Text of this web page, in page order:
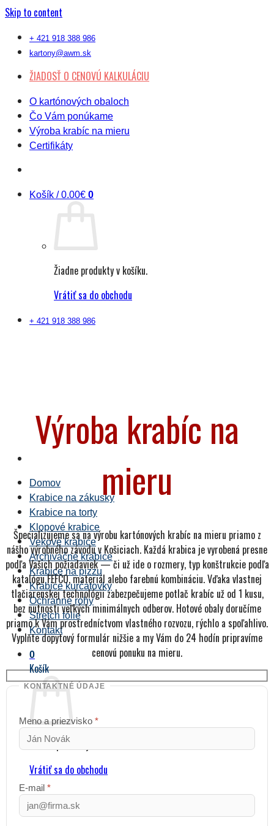
Skip to content
+ 421 918 388 986
kartony@awm.sk
ŽIADOSŤ O CENOVÚ KALKULÁCIU
O kartónových obaloch
Čo Vám ponúkame
Výroba krabíc na mieru
Certifikáty
Košík /0.00€ 0
Žiadne produkty v košíku.
Vrátiť sa do obchodu
+ 421 918 388 986
Domov
Krabice na zákusky
Krabice na torty
Klopové krabice
Vekové krabice
Archivačné krabice
Krabice na pizzu
Krabice kurčatovky
Ochranné rohy
Stretch fólie
Kontakt
0
Košík
Žiadne produkty v košíku.
Vrátiť sa do obchodu
Výroba krabíc na
mieru
Špecializujeme sa na výrobu kartónových krabíc na mieru priamo z
nášho výrobného závodu v Košiciach. Každá krabica je vyrobená presne
podľa Vašich požiadaviek — či už ide o rozmery, typ konštrukcie podľa
katalógu FEFCO, materiál alebo farebnú kombináciu. Vďaka vlastnej
tlačiarenskej technológii zabezpečujeme potlač krabíc už od 1 kusu,
bez nutnosti veľkých minimálnych odberov. Hotové obaly doručíme
priamo k Vám prostredníctvom vlastného rozvozu, rýchlo a spoľahlivo.
Vyplňte dopytový formulár nižšie a my Vám do 24 hodín pripravíme
cenovú ponuku na mieru.
KONTAKTNÉ ÚDAJE
Meno a priezvisko *
E-mail *